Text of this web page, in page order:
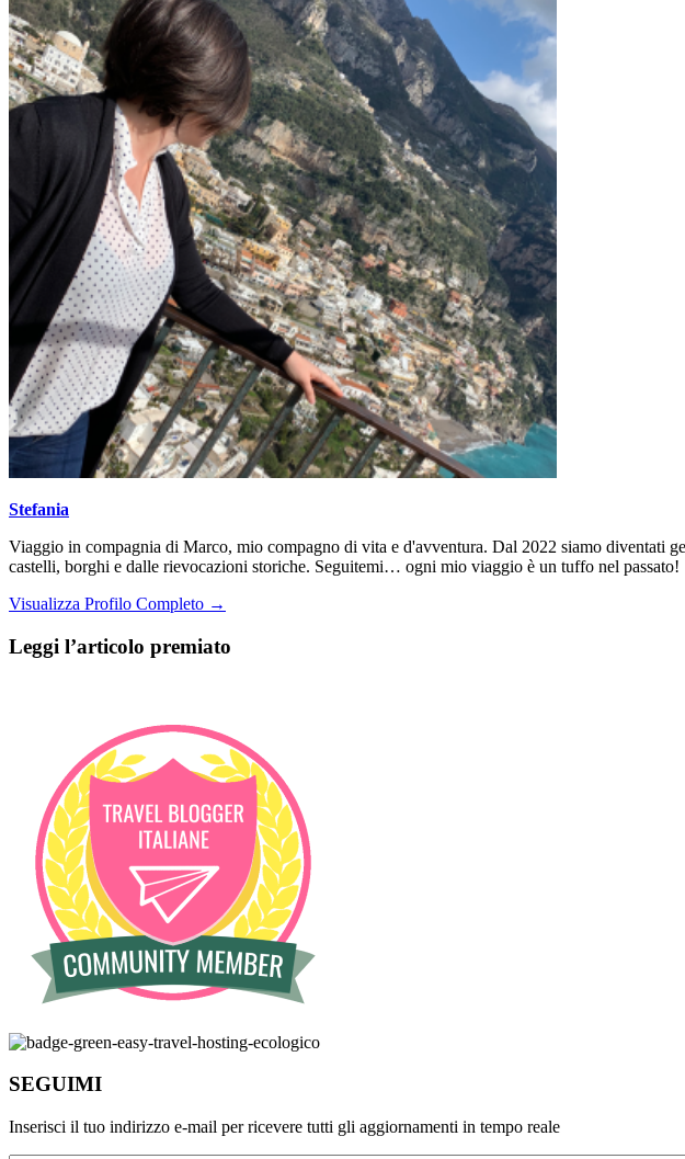
Stefania
Viaggio in compagnia di Marco, mio compagno di vita e d'avventura. Dal 2022 siamo diventati
castelli, borghi e dalle rievocazioni storiche. Seguitemi… ogni mio viaggio è un tuffo nel passato!
Visualizza Profilo Completo →
Leggi l’articolo premiato
SEGUIMI
Inserisci il tuo indirizzo e-mail per ricevere tutti gli aggiornamenti in tempo reale